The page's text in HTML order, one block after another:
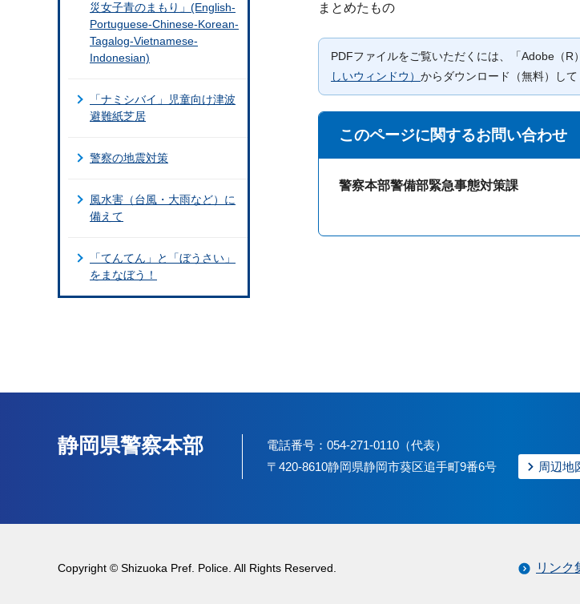
まとめたもの
PDFファイルをご覧いただくには、「Adobe（
しいウィンドウ） からダウンロード（無料）して
このページに関するお問い合わせ
警察本部警備部緊急事態対策課
災女子青のまもり」(English-
Portuguese-Chinese-Korean-
Tagalog-Vietnamese-
Indonesian)
「ナミシバイ」児童向け津波
避難紙芝居
警察の地震対策
風水害（台風・大雨など）に
備えて
「てんてん」と「ぼうさい」
をまなぼう！
静岡県警察本部
電話番号：054-271-0110（代表）
〒420-8610静岡県静岡市葵区追手町9番6号
周辺地
リンク
Copyright © Shizuoka Pref. Police. All Rights Reserved.